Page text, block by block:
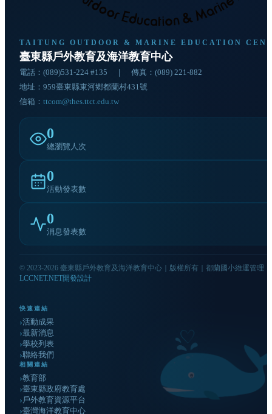
TAITUNG OUTDOOR & MARINE EDUCATION
臺東縣戶外教育及海洋教育中心
電話： (089)531-224 #135 ｜ 傳真：(089) 221-882
地址： 959臺東縣東河鄉都蘭村431號
信箱： ttcom@thes.ttct.edu.tw
0
總瀏覽人次
0
活動發表數
0
消息發表數
© 2023-2026 臺東縣戶外教育及海洋教育中心｜版權所有｜ 都蘭國小維運管理
LCCNET.NET開發設計
快速連結
活動成果
最新消息
學校列表
聯絡我們
相關連結
教育部
臺東縣政府教育處
戶外教育資源平台
臺灣海洋教育中心